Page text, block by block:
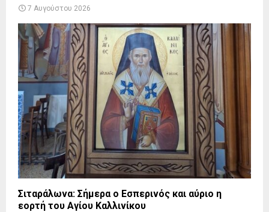
7 Αυγούστου 2026
Σιταράλωνα: Σήμερα ο Εσπερινός και αύριο η
εορτή του Αγίου Καλλινίκου